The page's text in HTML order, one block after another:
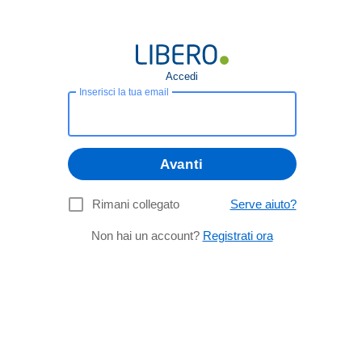
Accedi
Inserisci la tua email
Avanti
Rimani collegato Serve aiuto?
Non hai un account? Registrati ora